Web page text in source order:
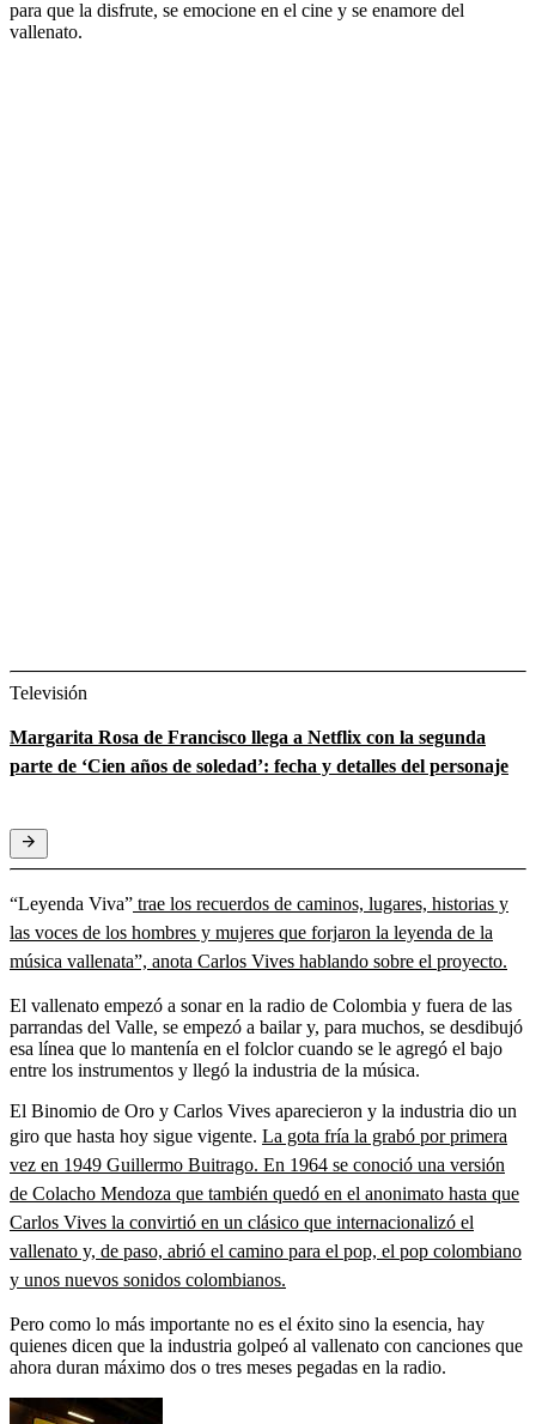
para que la disfrute, se emocione en el cine y se enamore del
vallenato.
Televisión
Margarita Rosa de Francisco llega a Netflix con la segunda
parte de ‘Cien años de soledad’: fecha y detalles del personaje
“Leyenda Viva” trae los recuerdos de caminos, lugares, historias y
las voces de los hombres y mujeres que forjaron la leyenda de la
música vallenata”, anota Carlos Vives hablando sobre el proyecto.
El vallenato empezó a sonar en la radio de Colombia y fuera de las
parrandas del Valle, se empezó a bailar y, para muchos, se desdibujó
esa línea que lo mantenía en el folclor cuando se le agregó el bajo
entre los instrumentos y llegó la industria de la música.
El Binomio de Oro y Carlos Vives aparecieron y la industria dio un
giro que hasta hoy sigue vigente. La gota fría la grabó por primera
vez en 1949 Guillermo Buitrago. En 1964 se conoció una versión
de Colacho Mendoza que también quedó en el anonimato hasta que
Carlos Vives la convirtió en un clásico que internacionalizó el
vallenato y, de paso, abrió el camino para el pop, el pop colombiano
y unos nuevos sonidos colombianos.
Pero como lo más importante no es el éxito sino la esencia, hay
quienes dicen que la industria golpeó al vallenato con canciones que
ahora duran máximo dos o tres meses pegadas en la radio.